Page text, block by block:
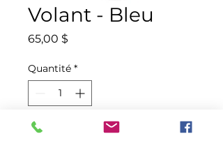
Volant - Bleu
65,00 $
Quantité *
Ajouter au panier